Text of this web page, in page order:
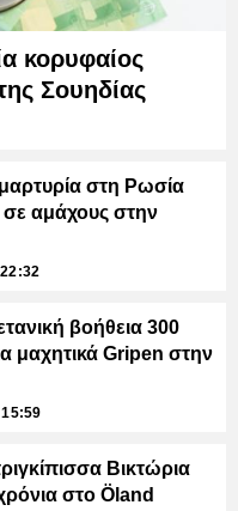
κορυφαίος
Σουηδίας
στη Ρωσία
σε αμάχους στην
22:32
βοήθεια 300
μαχητικά Gripen στην
15:59
Βικτώρια
στο Öland